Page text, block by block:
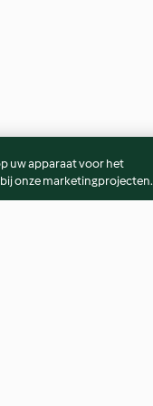
uw apparaat voor het
onze marketingprojecten.